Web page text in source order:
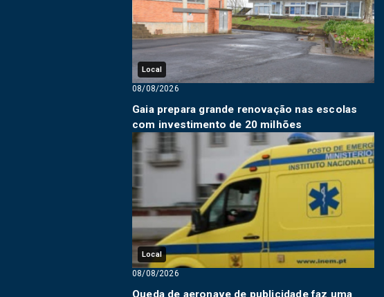
Local
08/08/2026
Gaia prepara grande renovação nas escolas
com investimento de 20 milhões
Local
08/08/2026
Queda de aeronave de publicidade faz uma